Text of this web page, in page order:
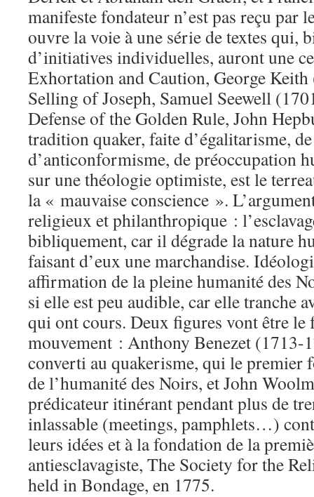
manifeste fondateur n’est pas reçu par
ouvre la voie à une série de textes qui,
d’initiatives individuelles, auront une
Exhortation and Caution, George
Selling of Joseph, Samuel Seewell
Defense of the Golden Rule, John
tradition quaker, faite d’égalitarisme,
d’anticonformisme, de préoccupation
sur une théologie optimiste, est le
la « mauvaise conscience ».
religieux et philanthropique :
bibliquement, car il dégrade la nature
faisant d’eux une marchandise.
affirmation de la pleine humanité des
si elle est peu audible, car elle tranche
qui ont cours. Deux figures vont être le
mouvement : Anthony Benezet (1713-
converti au quakerisme, qui le premier
de l’humanité des Noirs, et John
prédicateur itinérant pendant plus de
inlassable (meetings, pamphlets…)
leurs idées et à la fondation de la
antiesclavagiste, The Society for the
held in Bondage, en 1775.